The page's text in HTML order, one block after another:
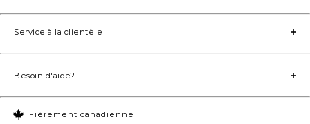
Fièrement canadienne
Service à la clientèle
Besoin d'aide?